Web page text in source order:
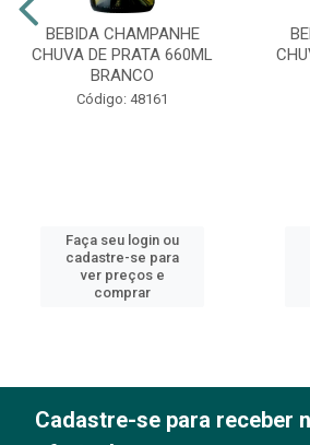
BEBIDA CHAMPANHE
CHUVA DE PRATA 660ML
BRANCO
Código: 48161
Faça seu login ou
cadastre-se para
ver preços e
comprar
Cadastre-se para receber